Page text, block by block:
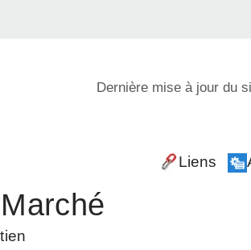
Dernière mise à jour du
Liens